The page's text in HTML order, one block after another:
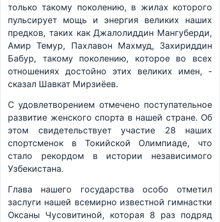
только такому поколению, в жилах которого
пульсирует мощь и энергия великих наших
предков, таких как Джалолиддин Мангуберди,
Амир Темур, Пахлавон Махмуд, Захириддин
Бабур, такому поколению, которое во всех
отношениях достойно этих великих имен, -
сказал Шавкат Мирзиёев.
С удовлетворением отмечено поступательное
развитие женского спорта в нашей стране. Об
этом свидетельствует участие 28 наших
спортсменок в Токийской Олимпиаде, что
стало рекордом в истории независимого
Узбекистана.
Глава нашего государства особо отметил
заслуги нашей всемирно известной гимнастки
Оксаны Чусовитиной, которая 8 раз подряд